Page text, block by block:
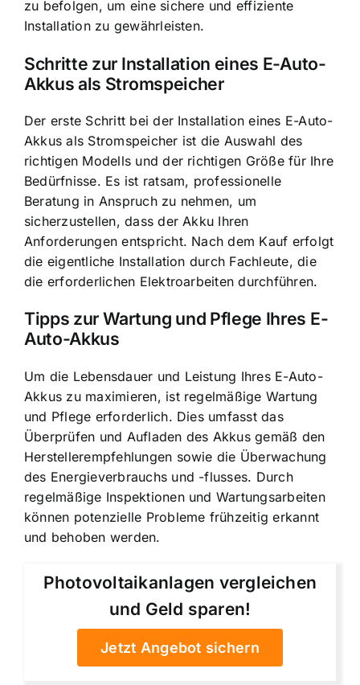
zu befolgen, um eine sichere und effiziente
Installation zu gewährleisten.
Schritte zur Installation eines E-Auto-
Akkus als Stromspeicher
Der erste Schritt bei der Installation eines E-Auto-
Akkus als Stromspeicher ist die Auswahl des
richtigen Modells und der richtigen Größe für Ihre
Bedürfnisse. Es ist ratsam, professionelle
Beratung in Anspruch zu nehmen, um
sicherzustellen, dass der Akku Ihren
Anforderungen entspricht. Nach dem Kauf erfolgt
die eigentliche Installation durch Fachleute, die
die erforderlichen Elektroarbeiten durchführen.
Tipps zur Wartung und Pflege Ihres E-
Auto-Akkus
Um die Lebensdauer und Leistung Ihres E-Auto-
Akkus zu maximieren, ist regelmäßige Wartung
und Pflege erforderlich. Dies umfasst das
Überprüfen und Aufladen des Akkus gemäß den
Herstellerempfehlungen sowie die Überwachung
des Energieverbrauchs und -flusses. Durch
regelmäßige Inspektionen und Wartungsarbeiten
können potenzielle Probleme frühzeitig erkannt
und behoben werden.
Photovoltaikanlagen vergleichen
und Geld sparen!
Jetzt Angebot sichern